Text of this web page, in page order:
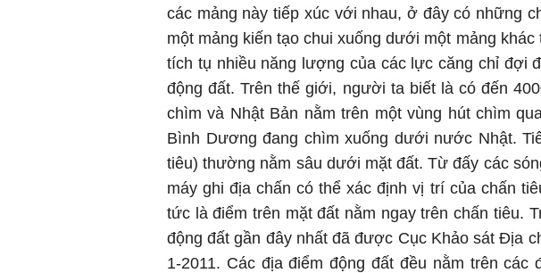
các mảng này tiếp xúc với nhau, ở đây có những
một mảng kiến tạo chui xuống dưới một mảng
tích tụ nhiều năng lượng của các lực căng chỉ đợi
động đất. Trên thế giới, người ta biết là có đến
chìm và Nhật Bản nằm trên một vùng hút chìm
Bình Dương đang chìm xuống dưới nước Nhật.
tiêu) thường nằm sâu dưới mặt đất. Từ đấy các
máy ghi địa chấn có thể xác định vị trí của chấn
tức là điểm trên mặt đất nằm ngay trên chấn tiêu.
động đất gần đây nhất đã được Cục Khảo sát Địa
1-2011. Các địa điểm động đất đều nằm trên